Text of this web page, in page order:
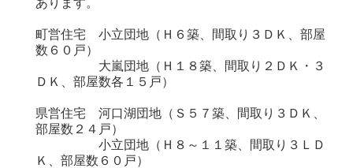
あります。
町営住宅 小立団地（Ｈ６築、間取り３ＤＫ、部屋
数６０戸）
大嵐団地（Ｈ１８築、間取り２ＤＫ・３
ＤＫ、部屋数各１５戸）
県営住宅 河口湖団地（Ｓ５７築、間取り３ＤＫ、
部屋数２４戸）
小立団地（Ｈ８～１１築、間取り３ＬＤ
Ｋ、部屋数６０戸）